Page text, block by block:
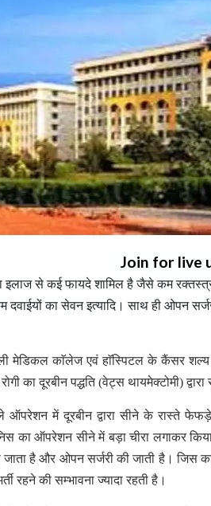
Join for live
इलाज से कई फायदे शामिल है जैसे कम
दवाईयों का सेवन इत्यादि। साथ ही ओपन
मेडिकल काॅलेज एवं हाॅस्पिटल के कैंसर
रोगी का दूरबीन पद्धति (वेट्स थायमेक्टोमी)
में दूरबीन द्वारा सीने के रास्ते फेफड़े
का ऑपरेशन सीने में बड़ा चीरा लगाकर
जाता है और ओपन सर्जरी की जाती है। जिस
रहने की सम्भावना ज्यादा रहती है।